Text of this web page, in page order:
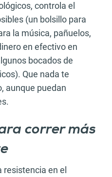
controla el
(un bolsillo para
la música, pañuelos,
en efectivo en
bocados de
Que nada te
aunque puedan
correr más
en el